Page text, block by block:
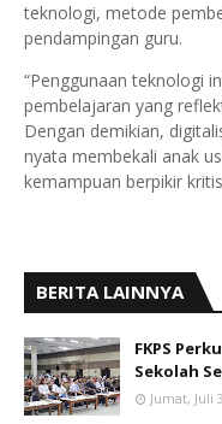
teknologi, metode
pendampingan guru.
“Penggunaan teknologi
pembelajaran yang
Dengan demikian,
nyata membekali anak
kemampuan berpikir
BERITA LAINNYA
FKPS
Sekolah
Jumat, Juli